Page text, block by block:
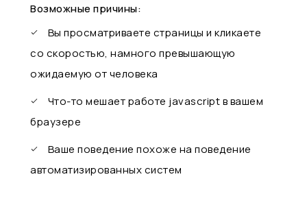
Возможные причины:
Вы просматриваете страницы и кликаете
со скоростью, намного превышающую
ожидаемую от человека
Что-то мешает работе javascript в вашем
браузере
Ваше поведение похоже на поведение
автоматизированных систем